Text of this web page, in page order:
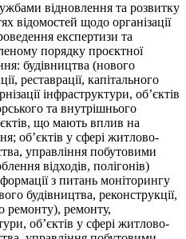
відновлення та розвитку
відомостей щодо організації
експертизи та
порядку проєктної
будівництва (нового
реставрації, капітального
інфраструктури, об’єктів
та внутрішнього
що мають вплив на
обʼєктів у сфері житлово-
управління побутовими
відходів, полігонів)
з питань моніторингу
будівництва, реконструкції,
ремонту), ремонту,
об’єктів у сфері житлово-